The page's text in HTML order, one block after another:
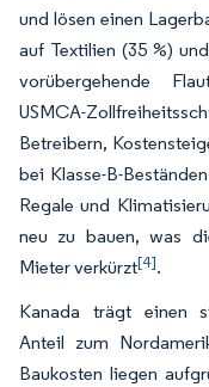
und lösen einen
auf Textilien (35 %)
vorübergehende
USMCA-
Betreibern,
bei Klasse-B-
Regale und
neu zu bauen, was
Mieter verkürzt[4].
Kanada trägt einen
Anteil zum
Baukosten liegen